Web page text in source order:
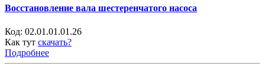
Восстановление вала шестеренчатого насоса
Код: 02.01.01.01.26
Как тут скачать?
Подробнее